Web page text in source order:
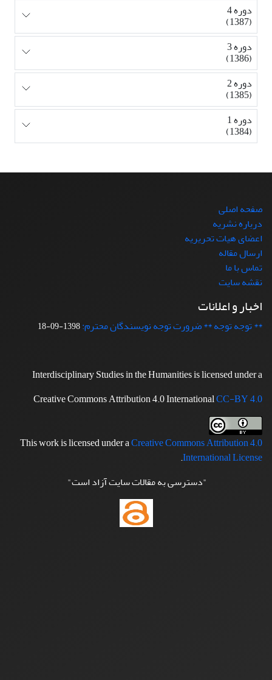
دوره 4
(1387)
دوره 3
(1386)
دوره 2
(1385)
دوره 1
(1384)
صفحه اصلی
درباره نشریه
اعضای هیات تحریریه
ارسال مقاله
تماس با ما
نقشه سایت
اخبار و اعلانات
** توجه توجه ** ضرورت توجه نویسندگان محترم:1398-09-18
Interdisciplinary Studies in the Humanities is licensed under a
Creative Commons Attribution 4.0 InternationalCC-BY 4.0
This work is licensed under aCreative Commons Attribution 4.0
International License
.
"دسترسی به مقالات سایت آزاد است"